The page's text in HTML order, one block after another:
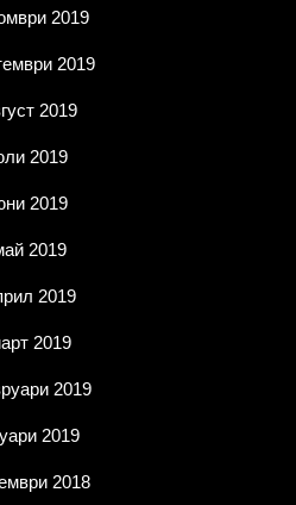
2019
2019
2019
2019
2019
2019
2019
2019
2019
2019
2018